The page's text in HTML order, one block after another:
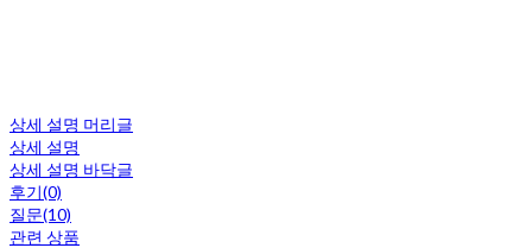
상세 설명 머리글
상세 설명
상세 설명 바닥글
후기(0)
질문(10)
관련 상품